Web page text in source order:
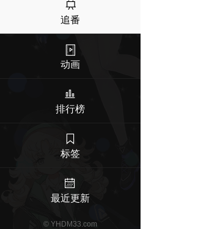
追番
动画
排行榜
标签
最近更新
© YHDM33.com